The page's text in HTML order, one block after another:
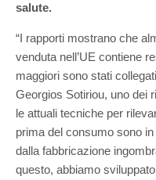
salute.
“I rapporti mostrano che
venduta nell’UE contiene
maggiori sono stati
Georgios Sotiriou, uno dei
le attuali tecniche per
prima del consumo sono
dalla fabbricazione
questo, abbiamo